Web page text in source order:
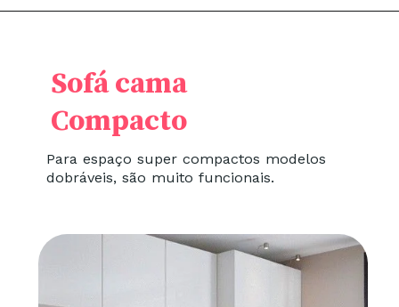
Para espaço super compactos modelos
dobráveis, são muito funcionais.
Sofá cama
Compacto